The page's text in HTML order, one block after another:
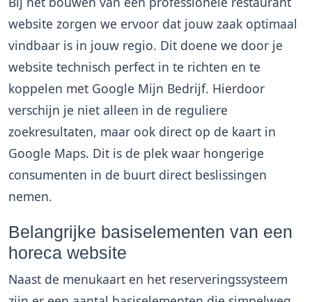
website zorgen we ervoor dat jouw zaak optimaal
vindbaar is in jouw regio. Dit doene we door je
website technisch perfect in te richten en te
koppelen met Google Mijn Bedrijf. Hierdoor
verschijn je niet alleen in de reguliere
zoekresultaten, maar ook direct op de kaart in
Google Maps. Dit is de plek waar hongerige
consumenten in de buurt direct beslissingen
nemen.
Belangrijke basiselementen van een
horeca website
Naast de menukaart en het reserveringssysteem